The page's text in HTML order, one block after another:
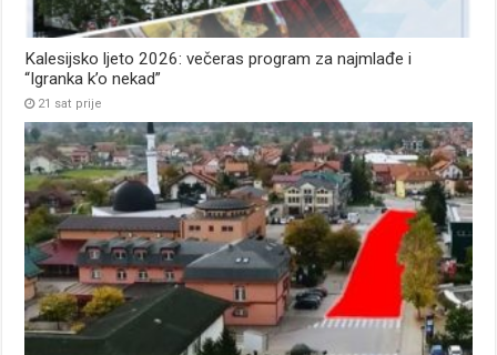
Kalesijsko ljeto 2026: večeras program za najmlađe i
“Igranka k’o nekad”
21 sat prije